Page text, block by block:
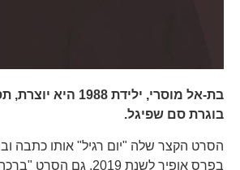
בת-אל מוסרי, ילידת
בוגרת סם שפיגל.
הסרט הקצר שלה "יום רגיל" אותו כתבה
בפרס אופיר לשנת 2019,